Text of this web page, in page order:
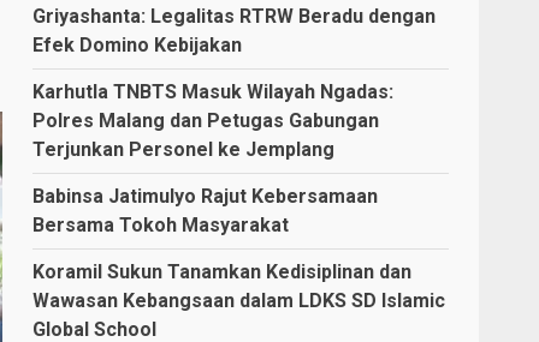
Griyashanta: Legalitas RTRW Beradu dengan
Efek Domino Kebijakan
Karhutla TNBTS Masuk Wilayah Ngadas:
Polres Malang dan Petugas Gabungan
Terjunkan Personel ke Jemplang
Babinsa Jatimulyo Rajut Kebersamaan
Bersama Tokoh Masyarakat
Koramil Sukun Tanamkan Kedisiplinan dan
Wawasan Kebangsaan dalam LDKS SD Islamic
Global School